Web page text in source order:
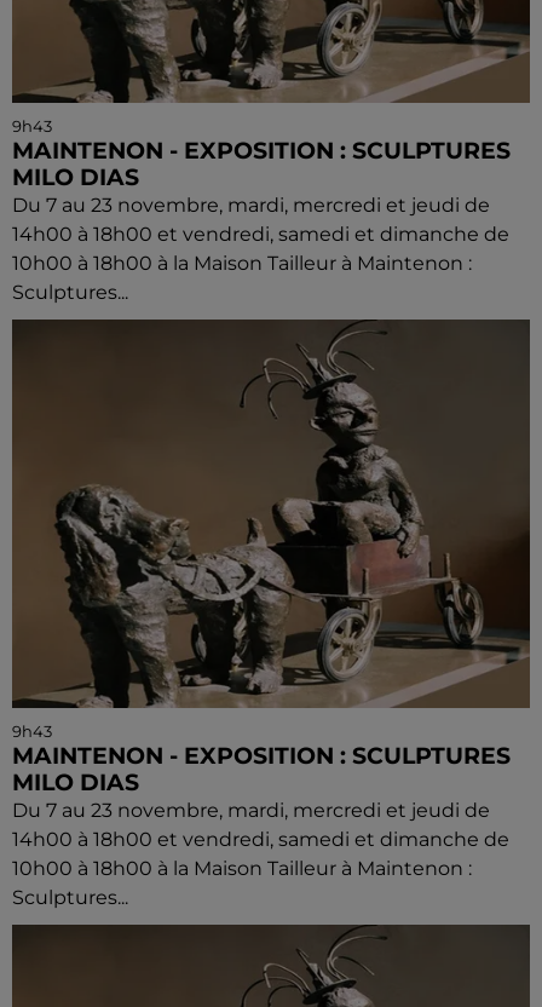
9h43
MAINTENON - EXPOSITION : SCULPTURES
MILO DIAS
Du 7 au 23 novembre, mardi, mercredi et jeudi de
14h00 à 18h00 et vendredi, samedi et dimanche de
10h00 à 18h00 à la Maison Tailleur à Maintenon :
Sculptures...
9h43
MAINTENON - EXPOSITION : SCULPTURES
MILO DIAS
Du 7 au 23 novembre, mardi, mercredi et jeudi de
14h00 à 18h00 et vendredi, samedi et dimanche de
10h00 à 18h00 à la Maison Tailleur à Maintenon :
Sculptures...